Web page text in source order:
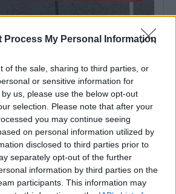
Process My Personal Information
of the sale, sharing to third parties, or
or sensitive information for
us, please use the below opt-out
selection. Please note that after your
you may continue seeing
on personal information utilized by
disclosed to third parties prior to
separately opt-out of the further
information by third parties on the
participants. This information may
carrinha e trator na A6 provoca um
deles grave
de mercadorias, uma carrinha e